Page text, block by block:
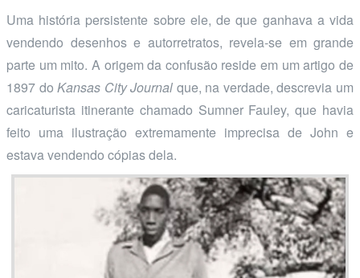
Uma história persistente sobre ele, de que ganhava a vida
vendendo desenhos e autorretratos, revela-se em grande
parte um mito. A origem da confusão reside em um artigo de
1897 doKansas City Journal que, na verdade, descrevia um
caricaturista itinerante chamado Sumner Fauley, que havia
feito uma ilustração extremamente imprecisa de John e
estava vendendo cópias dela.